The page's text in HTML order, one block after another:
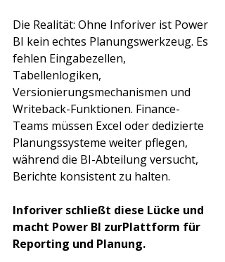
Die Realität: Ohne Inforiver ist Power
BI kein echtes Planungswerkzeug. Es
fehlen Eingabezellen,
Tabellenlogiken,
Versionierungsmechanismen und
Writeback-Funktionen. Finance-
Teams müssen Excel oder dedizierte
Planungssysteme weiter pflegen,
während die BI-Abteilung versucht,
Berichte konsistent zu halten.
Inforiver schließt diese Lücke und
macht Power BI zurPlattform für
Reporting und Planung.